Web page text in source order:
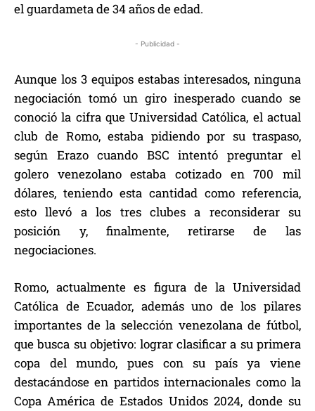
el guardameta de 34 años de edad.
- Publicidad -
Aunque los 3 equipos estabas interesados, ninguna
negociación tomó un giro inesperado cuando se
conoció la cifra que Universidad Católica, el actual
club de Romo, estaba pidiendo por su traspaso,
según Erazo cuando BSC intentó preguntar el
golero venezolano estaba cotizado en 700 mil
dólares, teniendo esta cantidad como referencia,
esto llevó a los tres clubes a reconsiderar su
posición y, finalmente, retirarse de las
negociaciones.
Romo, actualmente es figura de la Universidad
Católica de Ecuador, además uno de los pilares
importantes de la selección venezolana de fútbol,
que busca su objetivo: lograr clasificar a su primera
copa del mundo, pues con su país ya viene
destacándose en partidos internacionales como la
Copa América de Estados Unidos 2024, donde su